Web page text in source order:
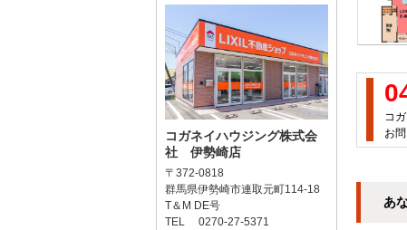
コ
お
あ
コガネイハウジング株式会
社 伊勢崎店
〒372-0818
群馬県伊勢崎市連取元町114-18
T＆M DE号
TEL 0270-27-5371